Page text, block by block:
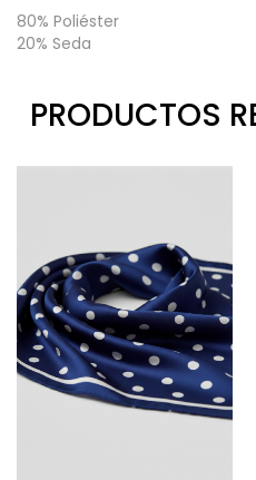
80% Poliéster
20% Seda
PRODUCTOS